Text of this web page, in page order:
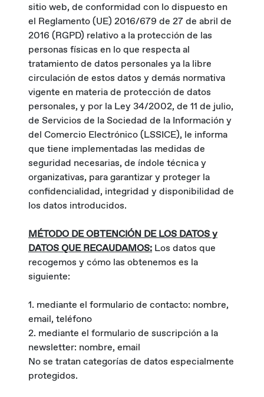
sitio web, de conformidad con lo dispuesto en
el Reglamento (UE) 2016/679 de 27 de abril de
2016 (RGPD) relativo a la protección de las
personas físicas en lo que respecta al
tratamiento de datos personales ya la libre
circulación de estos datos y demás normativa
vigente en materia de protección de datos
personales, y por la Ley 34/2002, de 11 de julio,
de Servicios de la Sociedad de la Información y
del Comercio Electrónico (LSSICE), le informa
que tiene implementadas las medidas de
seguridad necesarias, de índole técnica y
organizativas, para garantizar y proteger la
confidencialidad, integridad y disponibilidad de
los datos introducidos.
MÉTODO DE OBTENCIÓN DE LOS DATOS y
DATOS QUE RECAUDAMOS: Los datos que
recogemos y cómo las obtenemos es la
siguiente:
1. mediante el formulario de contacto: nombre,
email, teléfono
2. mediante el formulario de suscripción a la
newsletter: nombre, email
No se tratan categorías de datos especialmente
protegidos.